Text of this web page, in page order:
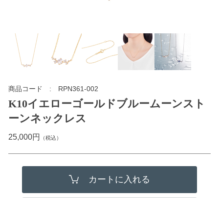
商品コード RPN361-002
K10イエローゴールドブルームーンスト
ーンネックレス
25,000円 （税込）